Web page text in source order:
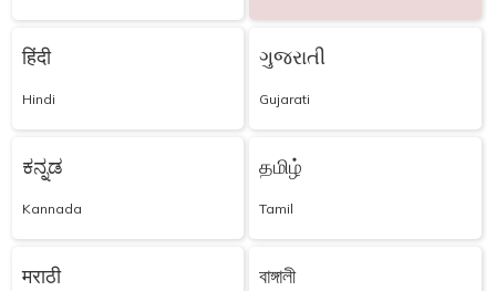
हिंदी
Hindi
ગુજરાતી
Gujarati
ಕನ್ನಡ
Kannada
தமிழ்
Tamil
मराठी বাঙ্গালী